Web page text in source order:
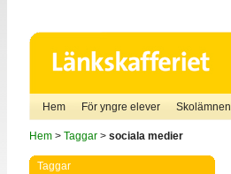
Hem För yngre elever Skolämnen
Hem> Taggar> sociala medier
Taggar